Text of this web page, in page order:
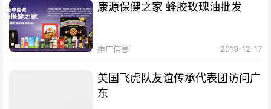
康源保健之家 蜂胶玫瑰油批发
推广信息 2019-12-17
美国飞虎队友谊传承代表团访问广
东